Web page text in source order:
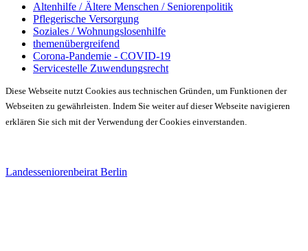
Altenhilfe / Ältere Menschen / Seniorenpolitik
Pflegerische Versorgung
Soziales / Wohnungslosenhilfe
themenübergreifend
Corona-Pandemie - COVID-19
Servicestelle Zuwendungsrecht
Diese Webseite nutzt Cookies aus technischen Gründen, um Funktionen der
Webseiten zu gewährleisten. Indem Sie weiter auf dieser Webseite navigieren
erklären Sie sich mit der Verwendung der Cookies einverstanden.
Landesseniorenbeirat Berlin